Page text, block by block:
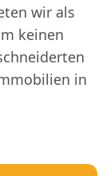
wir als
keinen
in